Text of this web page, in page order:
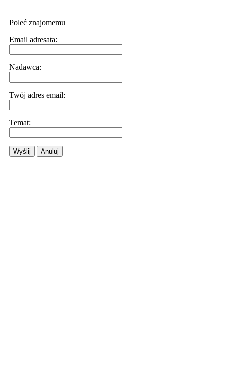
Poleć znajomemu
Email adresata:
Nadawca:
Twój adres email:
Temat:
Wyślij Anuluj